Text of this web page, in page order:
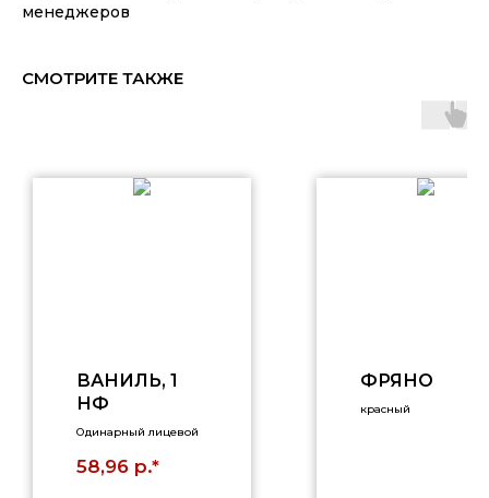
менеджеров
СМОТРИТЕ ТАКЖЕ
ВАНИЛЬ, 1
НФ
Одинарный лицевой
58,96 р.*
ФРЯНО
красный